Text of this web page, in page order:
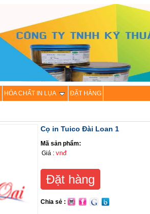
HÓA CHẤT IN LỤA ĐẶT HÀNG
Cọ in Tuico Đài Loan 1
Mã sản phẩm:
Giá : vnđ
Đặt hàng
Chia sẻ :